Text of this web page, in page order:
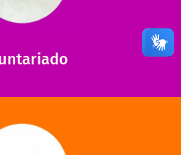
em voluntários que possam nos
Entre em contato conosco e
nos ajudar.